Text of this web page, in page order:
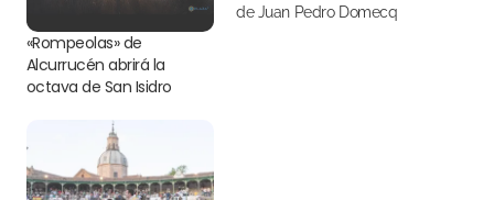
«Rompeolas» de
Alcurrucén abrirá la
octava de San Isidro
de Juan Pedro Domecq